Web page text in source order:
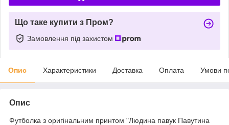
Що таке купити з Пром?
Замовлення під захистом
Опис Характеристики Доставка Оплата Умови
Опис
Футболка з оригінальним принтом "Людина павук Павутина